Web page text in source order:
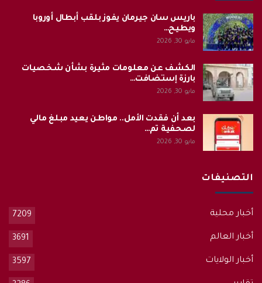
باريس سان جيرمان يفوز بلقب أبطال أوروبا
ويطيح…
مايو 30, 2026
الكشف عن معلومات مثيرة بشأن شخصيات
بارزة إستضافت…
مايو 30, 2026
بعد أن فقدت الأمل.. مواطن يعيد مبلغ مالي
لصحفية تم…
مايو 30, 2026
التصنيفات
أخبار محلية 7209
أخبار العالم 3691
أخبار الولايات 3597